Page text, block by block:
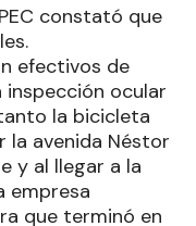
constató que
efectivos de
inspección ocular
la bicicleta
la avenida Néstor
y al llegar a la
empresa
que terminó en